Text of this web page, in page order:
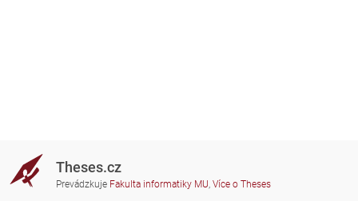
Theses.cz
Prevádzkuje Fakulta informatiky MU, Více o Theses